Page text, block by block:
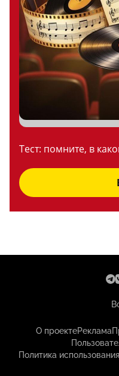
Тест: помните, в
О проектеРеклама
Политика